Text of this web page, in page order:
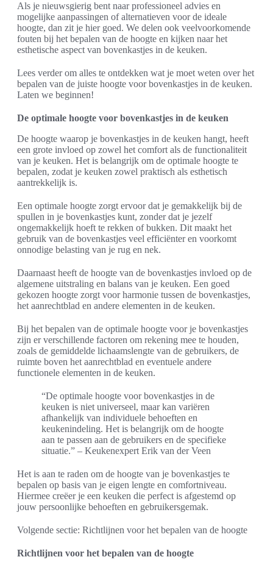
Als je nieuwsgierig bent naar professioneel advies en
mogelijke aanpassingen of alternatieven voor de ideale
hoogte, dan zit je hier goed. We delen ook veelvoorkomende
fouten bij het bepalen van de hoogte en kijken naar het
esthetische aspect van bovenkastjes in de keuken.
Lees verder om alles te ontdekken wat je moet weten over het
bepalen van de juiste hoogte voor bovenkastjes in de keuken.
Laten we beginnen!
De optimale hoogte voor bovenkastjes in de keuken
De hoogte waarop je bovenkastjes in de keuken hangt, heeft
een grote invloed op zowel het comfort als de functionaliteit
van je keuken. Het is belangrijk om de optimale hoogte te
bepalen, zodat je keuken zowel praktisch als esthetisch
aantrekkelijk is.
Een optimale hoogte zorgt ervoor dat je gemakkelijk bij de
spullen in je bovenkastjes kunt, zonder dat je jezelf
ongemakkelijk hoeft te rekken of bukken. Dit maakt het
gebruik van de bovenkastjes veel efficiënter en voorkomt
onnodige belasting van je rug en nek.
Daarnaast heeft de hoogte van de bovenkastjes invloed op de
algemene uitstraling en balans van je keuken. Een goed
gekozen hoogte zorgt voor harmonie tussen de bovenkastjes,
het aanrechtblad en andere elementen in de keuken.
Bij het bepalen van de optimale hoogte voor je bovenkastjes
zijn er verschillende factoren om rekening mee te houden,
zoals de gemiddelde lichaamslengte van de gebruikers, de
ruimte boven het aanrechtblad en eventuele andere
functionele elementen in de keuken.
“De optimale hoogte voor bovenkastjes in de
keuken is niet universeel, maar kan variëren
afhankelijk van individuele behoeften en
keukenindeling. Het is belangrijk om de hoogte
aan te passen aan de gebruikers en de specifieke
situatie.” – Keukenexpert Erik van der Veen
Het is aan te raden om de hoogte van je bovenkastjes te
bepalen op basis van je eigen lengte en comfortniveau.
Hiermee creëer je een keuken die perfect is afgestemd op
jouw persoonlijke behoeften en gebruikersgemak.
Volgende sectie: Richtlijnen voor het bepalen van de hoogte
Richtlijnen voor het bepalen van de hoogte